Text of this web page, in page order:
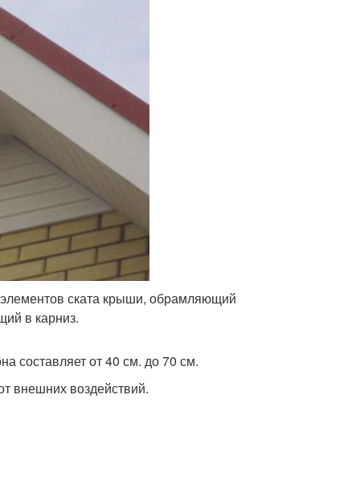
ската крыши, обрамляющий
в карниз.
составляет от 40 см. до 70 см.
внешних воздействий.